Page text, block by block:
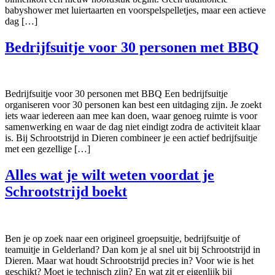
babyshower met luiertaarten en voorspelspelletjes, maar een actieve
dag […]
Bedrijfsuitje voor 30 personen met BBQ
Bedrijfsuitje voor 30 personen met BBQ Een bedrijfsuitje
organiseren voor 30 personen kan best een uitdaging zijn. Je zoekt
iets waar iedereen aan mee kan doen, waar genoeg ruimte is voor
samenwerking en waar de dag niet eindigt zodra de activiteit klaar
is. Bij Schrootstrijd in Dieren combineer je een actief bedrijfsuitje
met een gezellige […]
Alles wat je wilt weten voordat je
Schrootstrijd boekt
Ben je op zoek naar een origineel groepsuitje, bedrijfsuitje of
teamuitje in Gelderland? Dan kom je al snel uit bij Schrootstrijd in
Dieren. Maar wat houdt Schrootstrijd precies in? Voor wie is het
geschikt? Moet je technisch zijn? En wat zit er eigenlijk bij